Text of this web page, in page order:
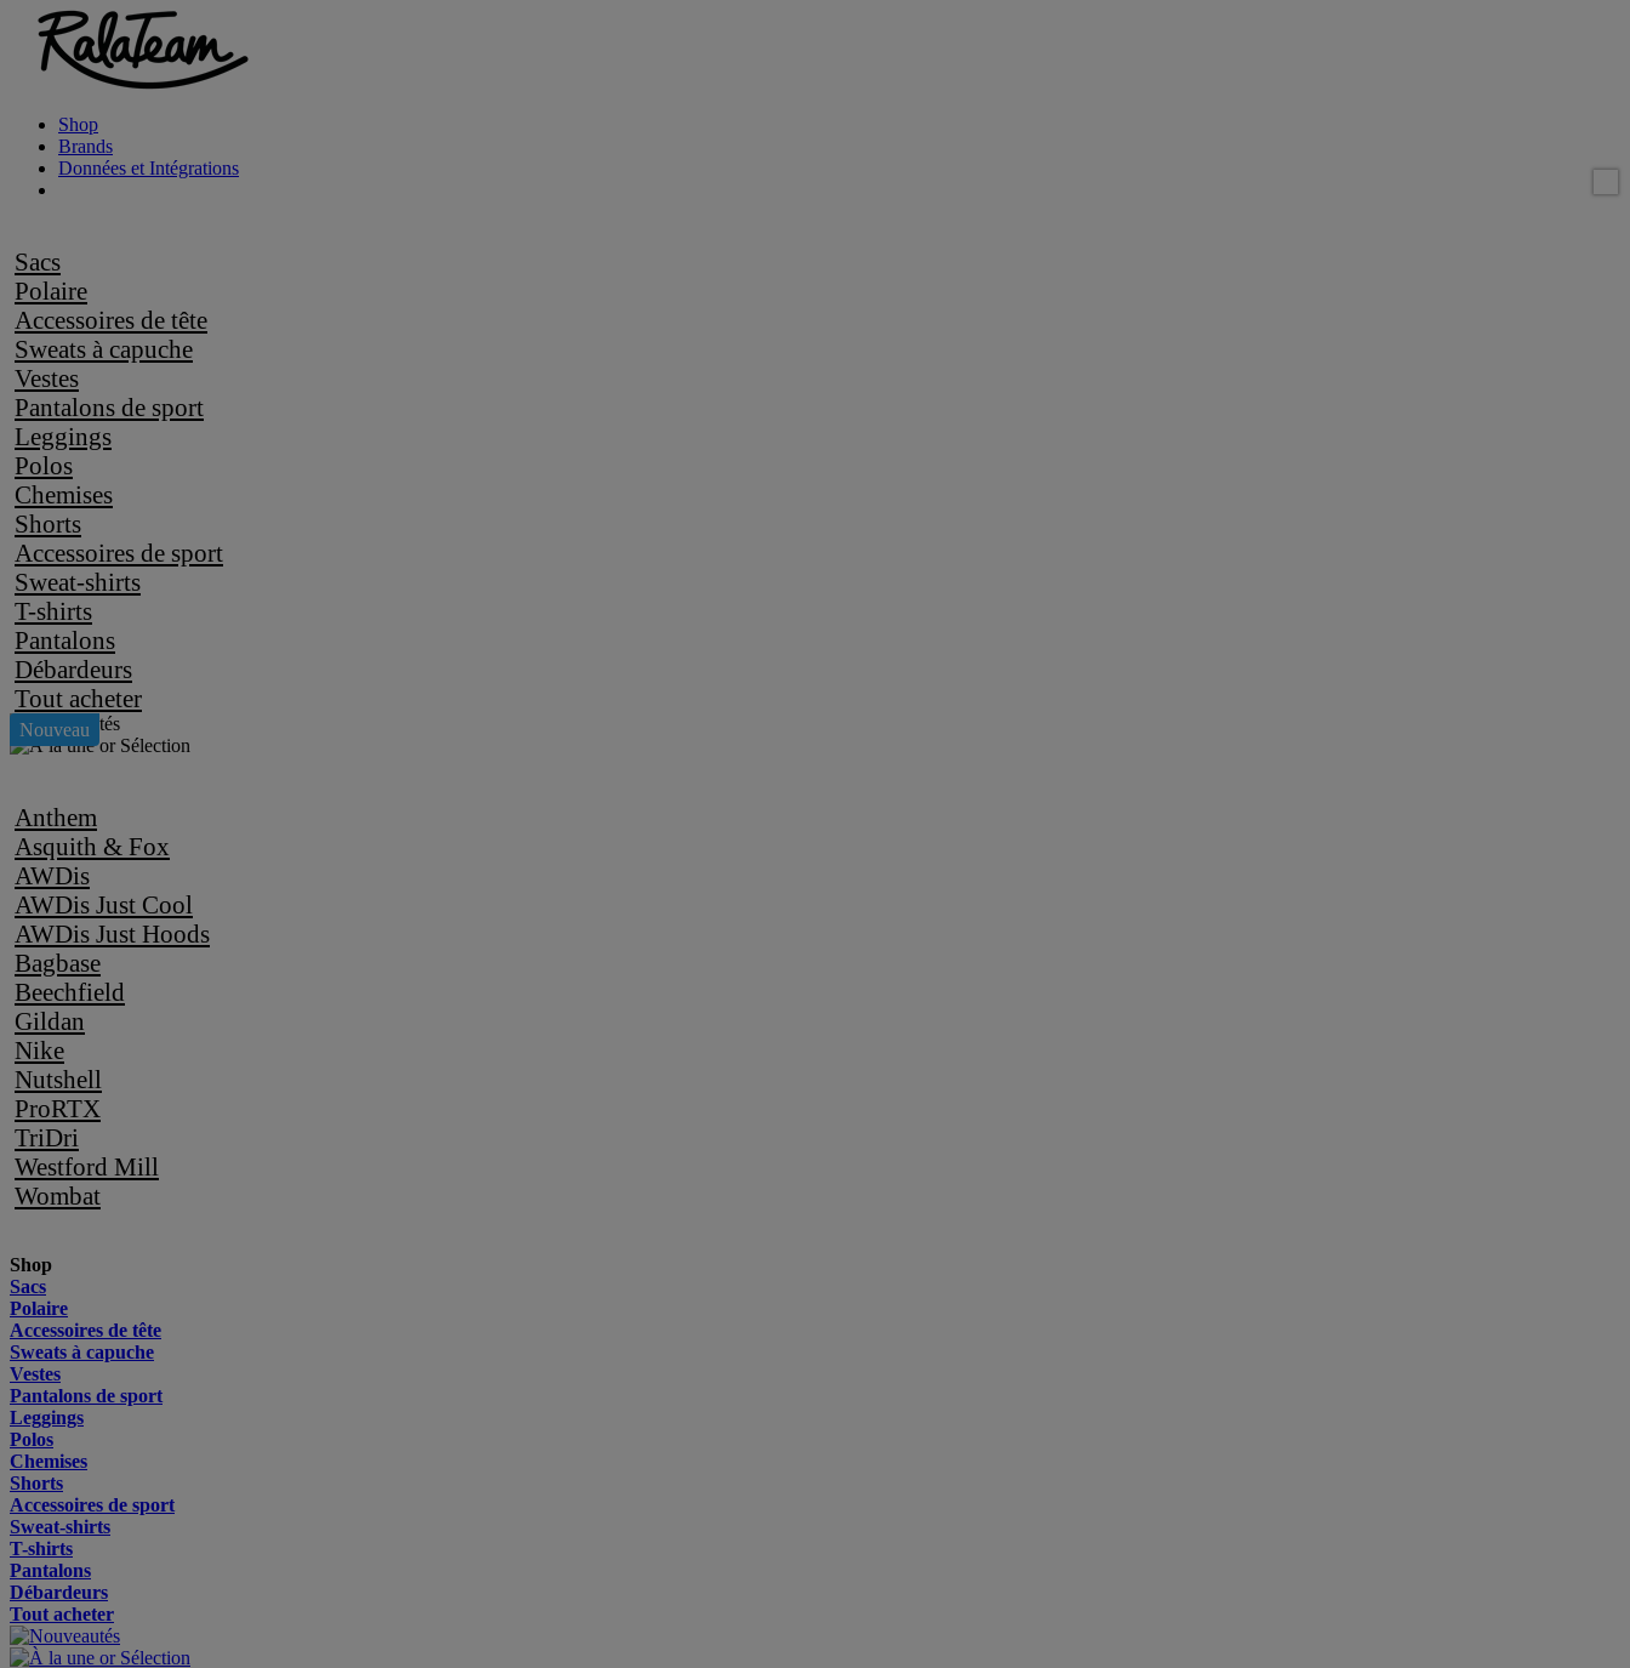
Shop
Brands
Données et Intégrations
Sacs
Polaire
Accessoires de tête
Sweats à capuche
Vestes
Pantalons de sport
Leggings
Polos
Chemises
Shorts
Accessoires de sport
Sweat-shirts
T-shirts
Pantalons
Débardeurs
Tout acheter
Anthem
Asquith & Fox
AWDis
AWDis Just Cool
AWDis Just Hoods
Bagbase
Beechfield
Gildan
Nike
Nutshell
ProRTX
TriDri
Westford Mill
Wombat
Shop
Sacs
Polaire
Accessoires de tête
Sweats à capuche
Vestes
Pantalons de sport
Leggings
Polos
Chemises
Shorts
Accessoires de sport
Sweat-shirts
T-shirts
Pantalons
Débardeurs
Tout acheter